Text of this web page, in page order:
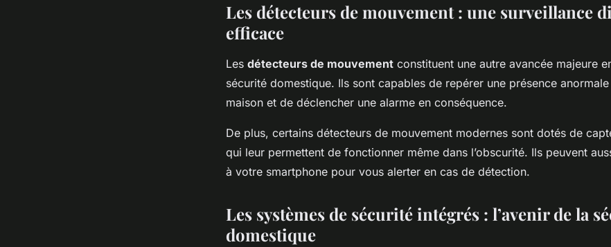
Les détecteurs de mouvement : une surveillance
efficace
Les détecteurs de mouvement constituent une autre avancée majeure
sécurité domestique. Ils sont capables de repérer une présence
maison et de déclencher une alarme en conséquence.
De plus, certains détecteurs de mouvement modernes sont dotés de
qui leur permettent de fonctionner même dans l’obscurité. Ils peuvent
à votre smartphone pour vous alerter en cas de détection.
Les systèmes de sécurité intégrés : l’avenir de la
domestique